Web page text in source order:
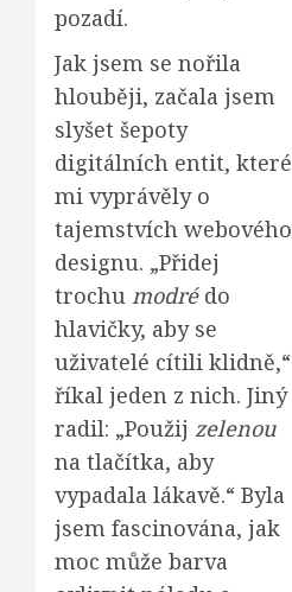
pozadí.
Jak jsem se nořila
hlouběji, začala jsem
slyšet šepoty
digitálních entit, které
mi vyprávěly o
tajemstvích webového
designu. „Přidej
trochu modrédo
hlavičky, aby se
uživatelé cítili klidně,“
říkal jeden z nich. Jiný
radil: „Použij zelenou
na tlačítka, aby
vypadala lákavě.“ Byla
jsem fascinována, jak
moc může barva